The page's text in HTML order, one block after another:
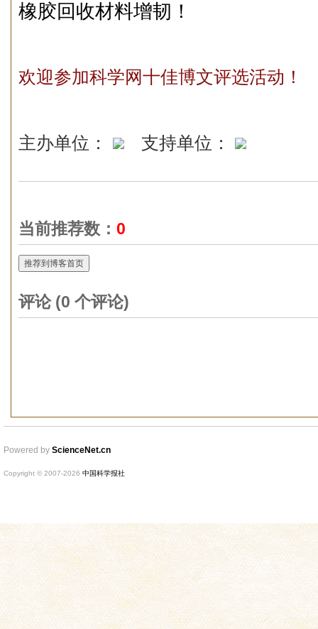
橡胶回收材料增韧！
欢迎参加科学网十佳博文评选活动！
主办单位： 支持单位：
当前推荐数： 0
推荐到博客首页
评论 (0 个评论)
Powered by ScienceNet.cn
Copyright © 2007-2026 中国科学报社